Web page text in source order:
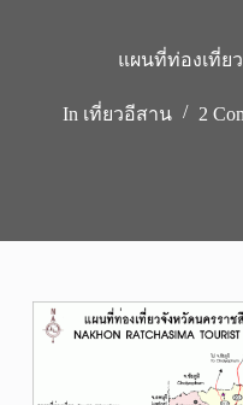
แผนที่ท่องเที่ย
In เที่ยวอีสาน 2